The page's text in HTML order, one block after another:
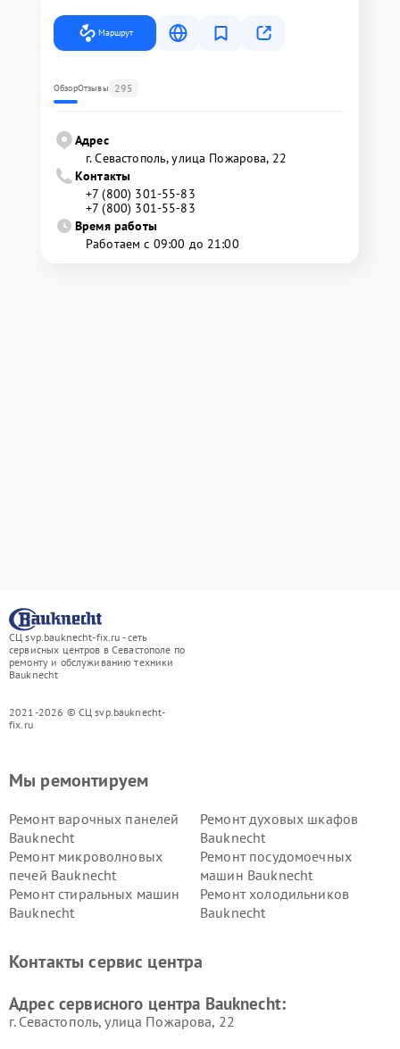
Маршрут
ОбзорОтзывы 295
Адрес
г. Севастополь, улица Пожарова, 22
Контакты
+7 (800) 301-55-83
+7 (800) 301-55-83
Время работы
Работаем с 09:00 до 21:00
СЦ svp.bauknecht-fix.ru - сеть
сервисных центров в Севастополе по
ремонту и обслуживанию техники
Bauknecht
2021-2026 © СЦ svp.bauknecht-
fix.ru
Мы ремонтируем
Ремонт варочных панелей
Bauknecht
Ремонт духовых шкафов
Bauknecht
Ремонт микроволновых
печей Bauknecht
Ремонт посудомоечных
машин Bauknecht
Ремонт стиральных машин
Bauknecht
Ремонт холодильников
Bauknecht
Контакты сервис центра
Адрес сервисного центра Bauknecht:
г. Севастополь, улица Пожарова, 22